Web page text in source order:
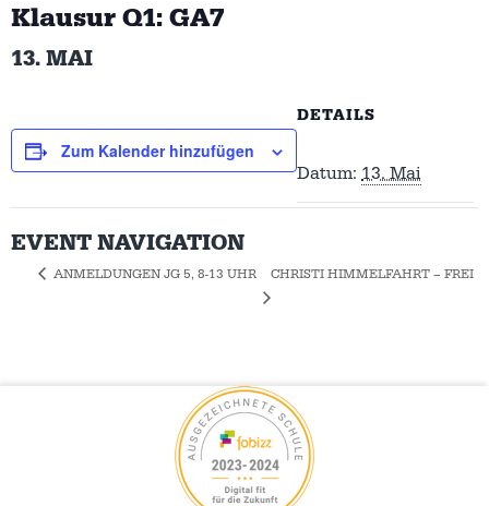
Klausur Q1: GA7
13. MAI
Zum Kalender hinzufügen
DETAILS
Datum: 13. Mai
EVENT NAVIGATION
ANMELDUNGEN JG 5, 8-13 UHR CHRISTI HIMMELFAHRT – FREI